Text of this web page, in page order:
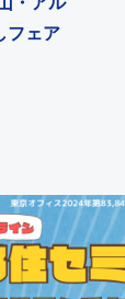
フェア